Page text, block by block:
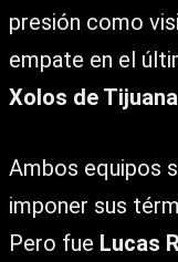
presión como
empate en el
Xolos de Tijuana
Ambos equipos
imponer sus
Pero fue Lucas